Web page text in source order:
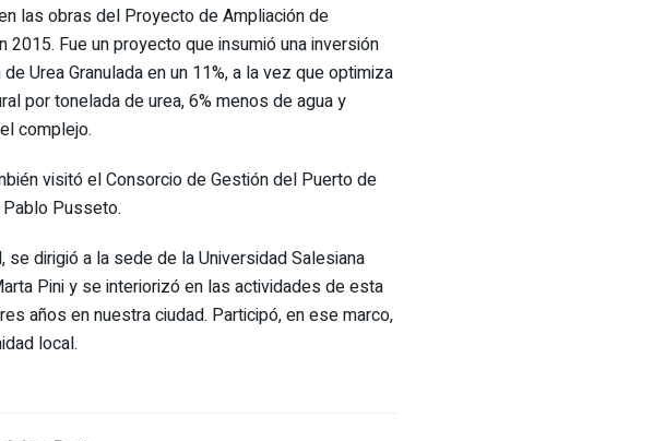
las obras del Proyecto de Ampliación de
Fue un proyecto que insumió una inversión
Urea Granulada en un 11%, a la vez que optimiza
por tonelada de urea, 6% menos de agua y
complejo.
visitó el Consorcio de Gestión del Puerto de
Pusseto.
dirigió a la sede de la Universidad Salesiana
Pini y se interiorizó en las actividades de esta
años en nuestra ciudad. Participó, en ese marco,
local.